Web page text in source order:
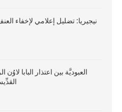
نيجيريا: تضليل إعلامي لإخفاء
العبوديَّة بين اعتذار البابا